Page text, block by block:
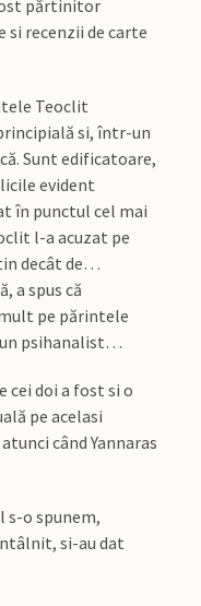
părtinitor
recenzii de carte
Teoclit
si, într-un
Sunt edificatoare,
evident
în punctul cel mai
l-a acuzat pe
decât de…
a spus că
pe părintele
psihanalist…
cei doi a fost si o
pe acelasi
când Yannaras
o spunem,
si-au dat